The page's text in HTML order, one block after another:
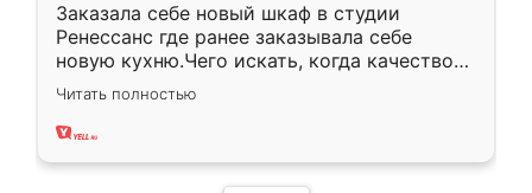
Заказала себе новый шкаф в студии
Ренессанс где ранее заказывала себе
новую кухню.Чего искать, когда качеством
вполне довольна. Служит кухня уже почти
два года, нареканий нет.
Читать полностью